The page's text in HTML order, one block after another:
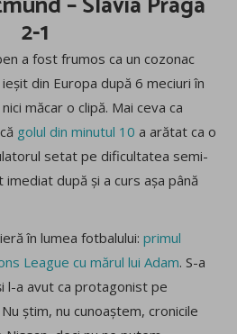
2-1
a fost frumos ca un cozonac
din Europa după 6 meciuri în
măcar o clipă. Mai ceva ca
golul din minutul 10 a arătat ca o
setat pe dificultatea semi-
după și a curs așa până
în lumea fotbalului:primul
League cu mărul lui Adam. S-a
l-a avut ca protagonist pe
știm, nu cunoaștem, cronicile